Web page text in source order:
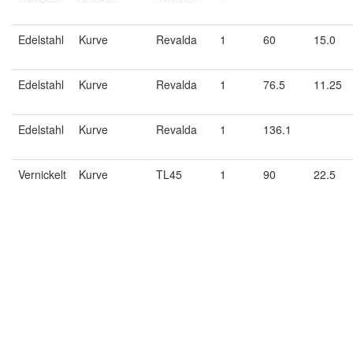
Edelstahl Kurve Revalda 1 60 15.0
Edelstahl Kurve Revalda 1 76.5 11.25
Edelstahl Kurve Revalda 1 136.1
Vernickelt Kurve TL45 1 90 22.5